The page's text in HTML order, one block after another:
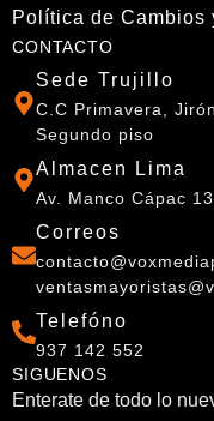
Política de Cambios
CONTACTO
Sede Trujillo
C.C Primavera,
Segundo piso
Almacen Lima
Av. Manco Cápac
Correos
Telefóno
937 142 552
SIGUENOS
Enterate de todo lo